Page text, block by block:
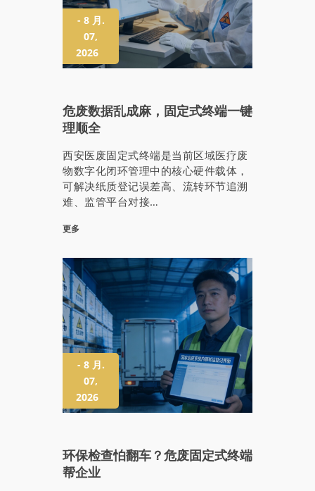
- 8 月.
07,
2026
危废数据乱成麻，固定式终端一键
理顺全
西安医废固定式终端是当前区域医疗废
物数字化闭环管理中的核心硬件载体，
可解决纸质登记误差高、流转环节追溯
难、监管平台对接…
更多
- 8 月.
07,
2026
环保检查怕翻车？危废固定式终端
帮企业